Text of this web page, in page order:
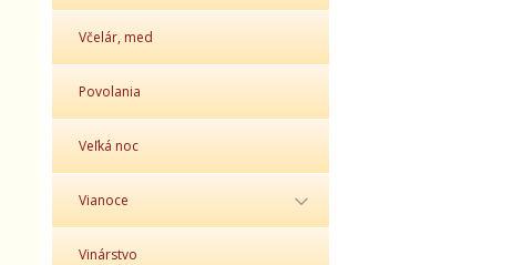
Včelár, med
Povolania
Veľká noc
Vianoce
Vinárstvo